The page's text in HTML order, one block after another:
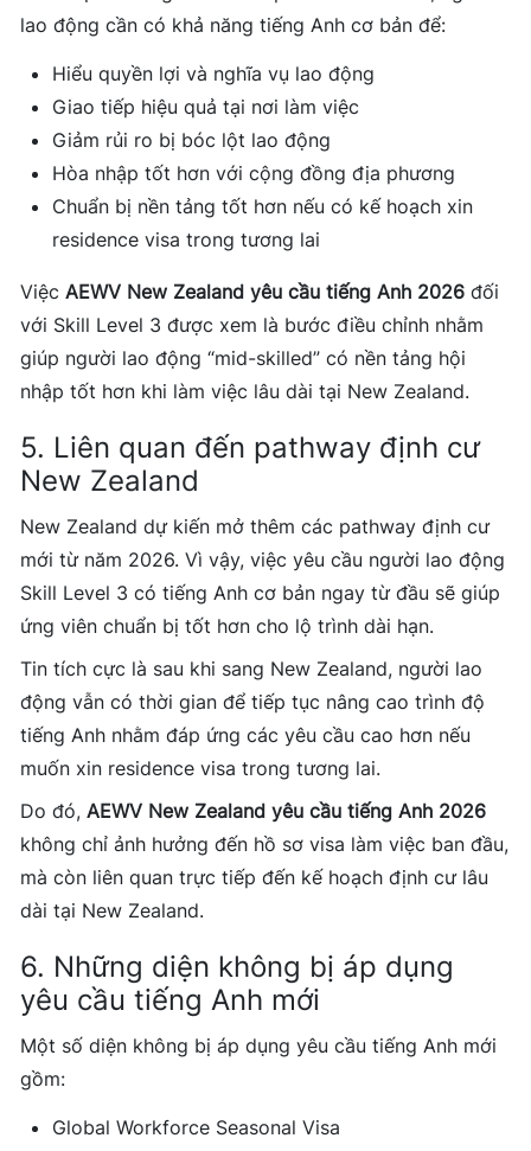
lao động cần có khả năng tiếng Anh cơ bản để:
Hiểu quyền lợi và nghĩa vụ lao động
Giao tiếp hiệu quả tại nơi làm việc
Giảm rủi ro bị bóc lột lao động
Hòa nhập tốt hơn với cộng đồng địa phương
Chuẩn bị nền tảng tốt hơn nếu có kế hoạch xin
residence visa trong tương lai
ViệcAEWV New Zealand yêu cầu tiếng Anh 2026 đối
với Skill Level 3 được xem là bước điều chỉnh nhằm
giúp người lao động “mid-skilled” có nền tảng hội
nhập tốt hơn khi làm việc lâu dài tại New Zealand.
5. Liên quan đến pathway định cư
New Zealand
New Zealand dự kiến mở thêm các pathway định cư
mới từ năm 2026. Vì vậy, việc yêu cầu người lao động
Skill Level 3 có tiếng Anh cơ bản ngay từ đầu sẽ giúp
ứng viên chuẩn bị tốt hơn cho lộ trình dài hạn.
Tin tích cực là sau khi sang New Zealand, người lao
động vẫn có thời gian để tiếp tục nâng cao trình độ
tiếng Anh nhằm đáp ứng các yêu cầu cao hơn nếu
muốn xin residence visa trong tương lai.
Do đó,AEWV New Zealand yêu cầu tiếng Anh 2026
không chỉ ảnh hưởng đến hồ sơ visa làm việc ban đầu,
mà còn liên quan trực tiếp đến kế hoạch định cư lâu
dài tại New Zealand.
6. Những diện không bị áp dụng
yêu cầu tiếng Anh mới
Một số diện không bị áp dụng yêu cầu tiếng Anh mới
gồm:
Global Workforce Seasonal Visa